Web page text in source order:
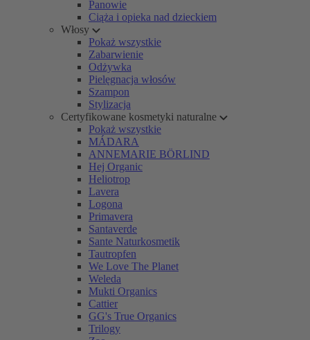
Panowie
Ciąża i opieka nad dzieckiem
Włosy
Pokaż wszystkie
Zabarwienie
Odżywka
Pielęgnacja włosów
Szampon
Stylizacja
Certyfikowane kosmetyki naturalne
Pokaż wszystkie
MÁDARA
ANNEMARIE BÖRLIND
Hej Organic
Heliotrop
Lavera
Logona
Primavera
Santaverde
Sante Naturkosmetik
Tautropfen
We Love The Planet
Weleda
Mukti Organics
Cattier
GG's True Organics
Trilogy